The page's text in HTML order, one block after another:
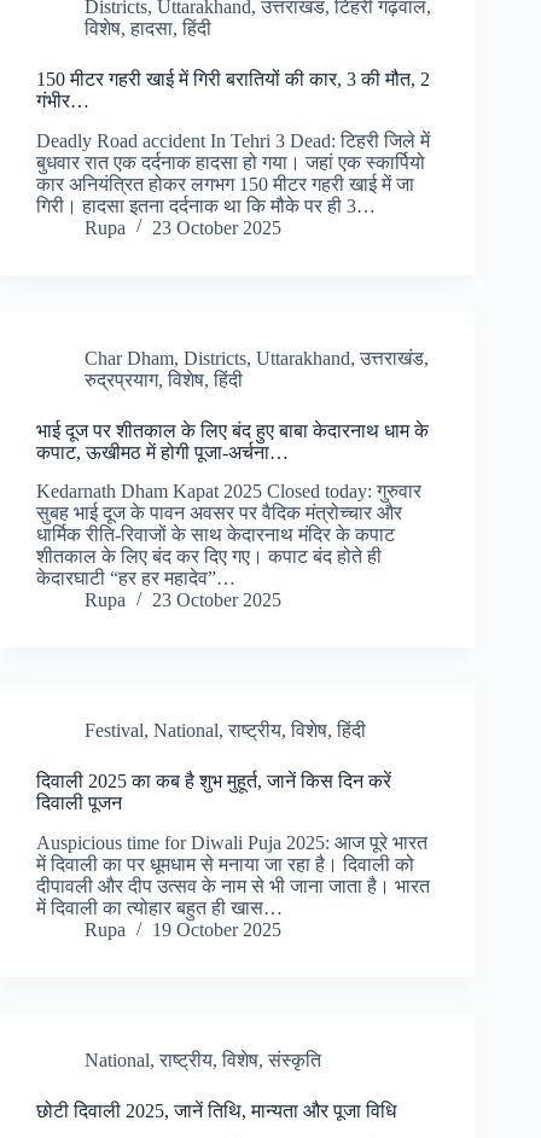
Districts, Uttarakhand,उत्तराखंड,टिहरी गढ़वाल,
विशेष,हादसा,हिंदी
150 मीटर गहरी खाई में गिरी बरातियों की कार, 3 की मौत, 2
गंभीर…
Deadly Road accident In Tehri 3 Dead: टिहरी जिले में
बुधवार रात एक दर्दनाक हादसा हो गया। जहां एक स्कार्पियो
कार अनियंत्रित होकर लगभग 150 मीटर गहरी खाई में जा
गिरी। हादसा इतना दर्दनाक था कि मौके पर ही 3…
Rupa
23 October 2025
Char Dham, Districts, Uttarakhand,उत्तराखंड,
रुद्रप्रयाग,विशेष,हिंदी
भाई दूज पर शीतकाल के लिए बंद हुए बाबा केदारनाथ धाम के
कपाट, ऊखीमठ में होगी पूजा-अर्चना…
Kedarnath Dham Kapat 2025 Closed today: गुरुवार
सुबह भाई दूज के पावन अवसर पर वैदिक मंत्रोच्चार और
धार्मिक रीति-रिवाजों के साथ केदारनाथ मंदिर के कपाट
शीतकाल के लिए बंद कर दिए गए। कपाट बंद होते ही
केदारघाटी “हर हर महादेव”…
Rupa
23 October 2025
Festival, National,राष्ट्रीय,विशेष,हिंदी
दिवाली 2025 का कब है शुभ मुहूर्त, जानें किस दिन करें
दिवाली पूजन
Auspicious time for Diwali Puja 2025: आज पूरे भारत
में दिवाली का पर धूमधाम से मनाया जा रहा है। दिवाली को
दीपावली और दीप उत्सव के नाम से भी जाना जाता है। भारत
में दिवाली का त्योहार बहुत ही खास…
Rupa
19 October 2025
National,राष्ट्रीय,विशेष,संस्कृति
छोटी दिवाली 2025, जानें तिथि, मान्यता और पूजा विधि